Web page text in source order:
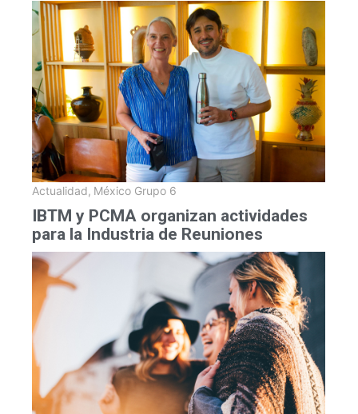
Actualidad, México Grupo 6
IBTM y PCMA organizan actividades
para la Industria de Reuniones